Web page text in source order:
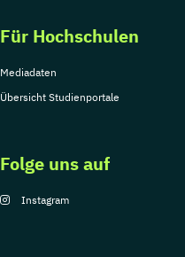
Für Hochschulen
Mediadaten
Übersicht Studienportale
Folge uns auf
Instagram